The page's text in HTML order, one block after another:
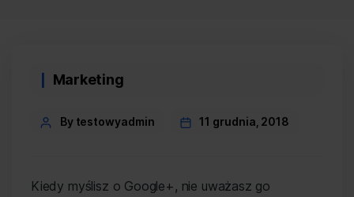
Categories
Marketing
PostBy testowyadmin 11 grudnia, 2018
Kiedy myślisz o Google+, nie uważasz go